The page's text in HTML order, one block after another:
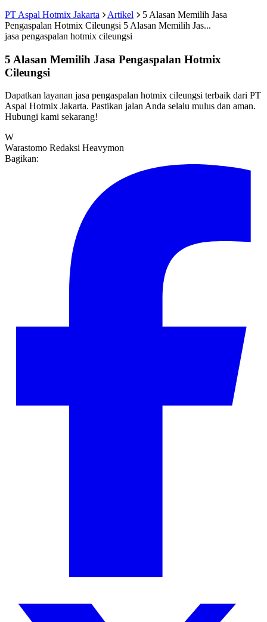
PT Aspal Hotmix Jakarta
Artikel
5 Alasan Memilih Jasa
Pengaspalan Hotmix Cileungsi 5 Alasan Memilih Jas...
jasa pengaspalan hotmix cileungsi
5 Alasan Memilih Jasa Pengaspalan Hotmix
Cileungsi
Dapatkan layanan jasa pengaspalan hotmix cileungsi terbaik dari PT
Aspal Hotmix Jakarta. Pastikan jalan Anda selalu mulus dan aman.
Hubungi kami sekarang!
W
Warastomo Redaksi Heavymon
Bagikan: